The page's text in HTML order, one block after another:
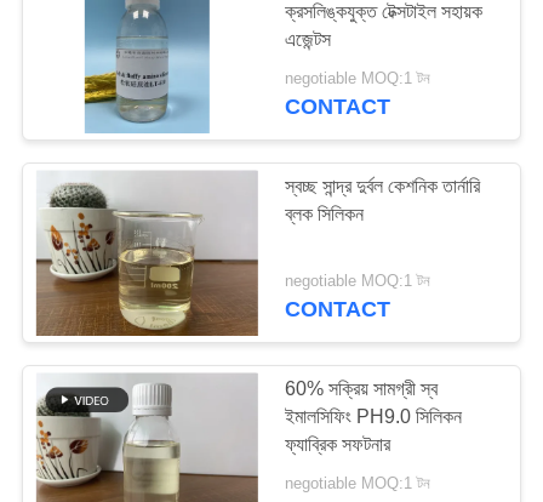
টেক্সটাইল সহায়ক এজেন্টস
34
প্রিট্রেটমেন্ট এজেন্ট
ক্রসলিঙ্কযুক্ত টেক্সটাইল সহায়ক
এজেন্টস
negotiable MOQ:1 টন
CONTACT
স্বচ্ছ সান্দ্র দুর্বল কেশনিক তার্নারি
ব্লক সিলিকন
negotiable MOQ:1 টন
CONTACT
60% সক্রিয় সামগ্রী স্ব
ইমালসিফিং PH9.0 সিলিকন
ফ্যাব্রিক সফটনার
negotiable MOQ:1 টন